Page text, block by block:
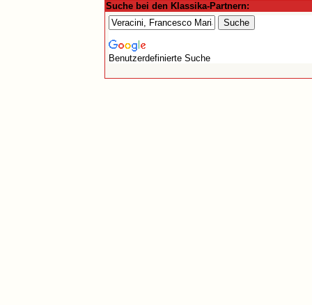
Suche bei den Klassika-Partnern:
Benutzerdefinierte Suche